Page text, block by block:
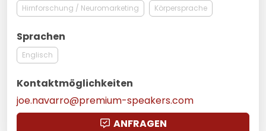
Hirnforschung / Neuromarketing Körpersprache
Sprachen
Englisch
Kontaktmöglichkeiten
joe.navarro@premium-speakers.com
ANFRAGEN